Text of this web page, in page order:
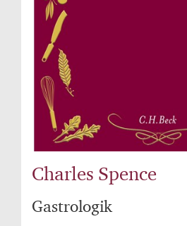
Charles Spence
Gastrologik